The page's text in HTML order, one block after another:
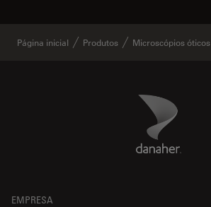
Página inicial Produtos Microscópios óticos
Danaher Logo
EMPRESA